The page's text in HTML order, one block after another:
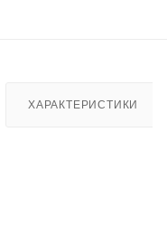
ХАРАКТЕРИСТИКИ